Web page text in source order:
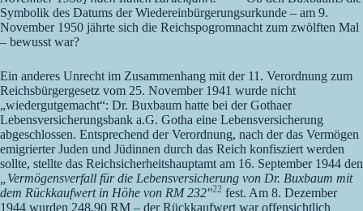
Symbolik des Datums der Wiedereinbürgerungsurkunde – am 9.
November 1950 jährte sich die Reichspogromnacht zum zwölften Mal
– bewusst war?
Ein anderes Unrecht im Zusammenhang mit der 11. Verordnung zum
Reichsbürgergesetz vom 25. November 1941 wurde nicht
„wiedergutgemacht“: Dr. Buxbaum hatte bei der Gothaer
Lebensversicherungsbank a.G. Gotha eine Lebensversicherung
abgeschlossen. Entsprechend der Verordnung, nach der das Vermögen
emigrierter Juden und Jüdinnen durch das Reich konfisziert werden
sollte, stellte das Reichsicherheitshauptamt am 16. September 1944 den
„Vermögensverfall für die Lebensversicherung von Dr. Buxbaum mit
dem Rückkaufwert in Höhe von RM 232″22 fest. Am 8. Dezember
1944 wurden 248,90 RM – der Rückkaufwert war offensichtlich